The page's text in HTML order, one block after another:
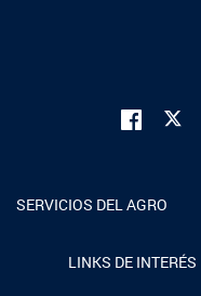
SERVICIOS DEL AGRO
LINKS DE INTERÉS